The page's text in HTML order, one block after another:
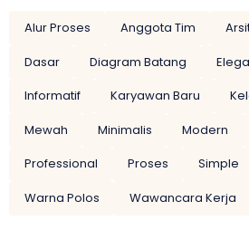
Alur Proses Anggota Tim
Dasar
Diagram Batang
Informatif
Karyawan Baru
Mewah
Minimalis Modern
Professional
Proses Simple
Warna Polos
Wawancara Kerja